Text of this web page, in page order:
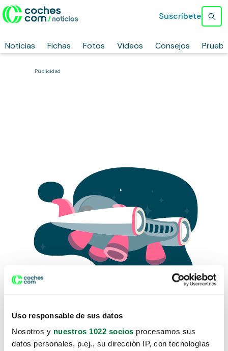
Uso responsable de sus datos
Nosotros y nuestros 1022 socios procesamos sus
datos personales, p.ej., su dirección IP, con tecnologías
Noticias Fichas Fotos Vídeos Consejos
Suscríbete
Publicidad